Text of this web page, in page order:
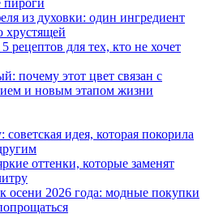
пироги
из духовки: один ингредиент
хрустящей
для тех, кто не хочет
почему этот цвет связан с
и новым этапом жизни
идея, которая покорила
оттенки, которые заменят
осени 2026 года: модные покупки